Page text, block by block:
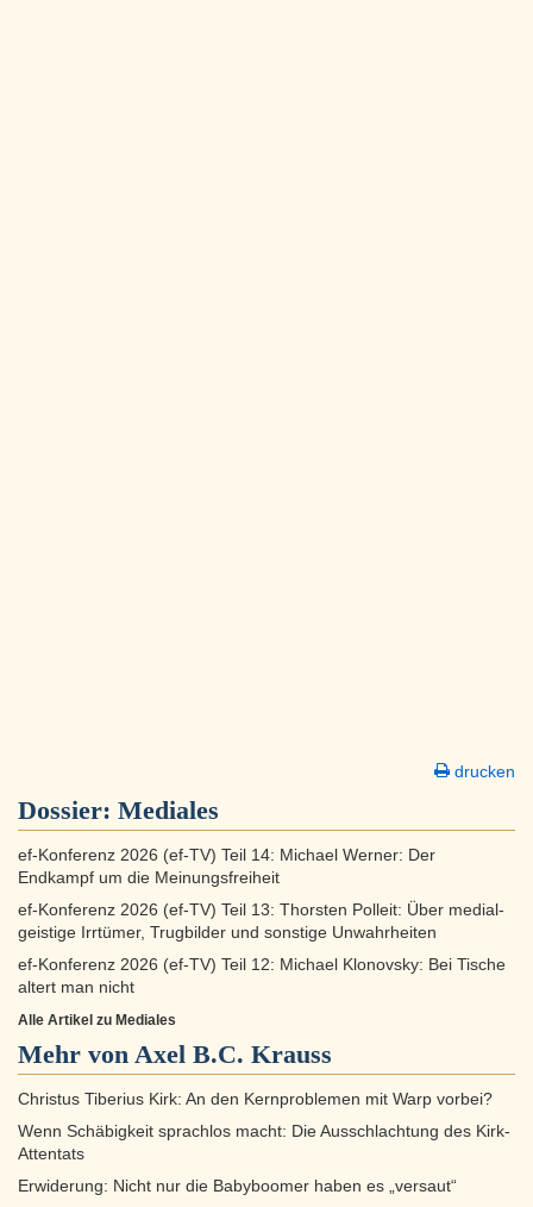
drucken
Dossier: Mediales
ef-Konferenz 2026 (ef-TV) Teil 14: Michael Werner: Der
Endkampf um die Meinungsfreiheit
ef-Konferenz 2026 (ef-TV) Teil 13: Thorsten Polleit: Über medial-
geistige Irrtümer, Trugbilder und sonstige Unwahrheiten
ef-Konferenz 2026 (ef-TV) Teil 12: Michael Klonovsky: Bei Tische
altert man nicht
Alle Artikel zu Mediales
Mehr von Axel B.C. Krauss
Christus Tiberius Kirk: An den Kernproblemen mit Warp vorbei?
Wenn Schäbigkeit sprachlos macht: Die Ausschlachtung des Kirk-
Attentats
Erwiderung: Nicht nur die Babyboomer haben es „versaut“